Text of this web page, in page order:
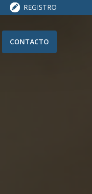
REGISTRO
CONTACTO